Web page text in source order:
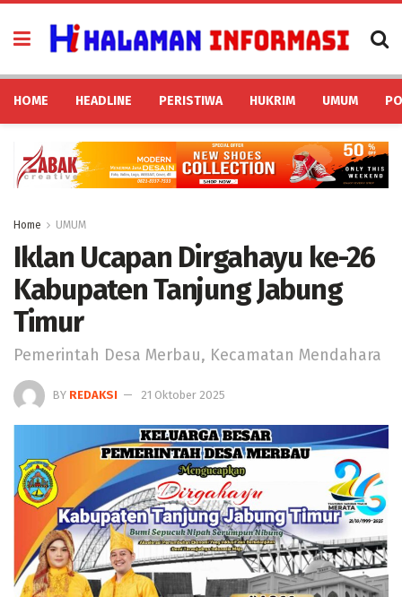
HOME HEADLINE PERISTIWA HUKRIM UMUM
Home UMUM
Iklan Ucapan Dirgahayu ke-26
Kabupaten Tanjung Jabung
Timur
Pemerintah Desa Merbau, Kecamatan Mendahara
BY REDAKSI 21 Oktober 2025